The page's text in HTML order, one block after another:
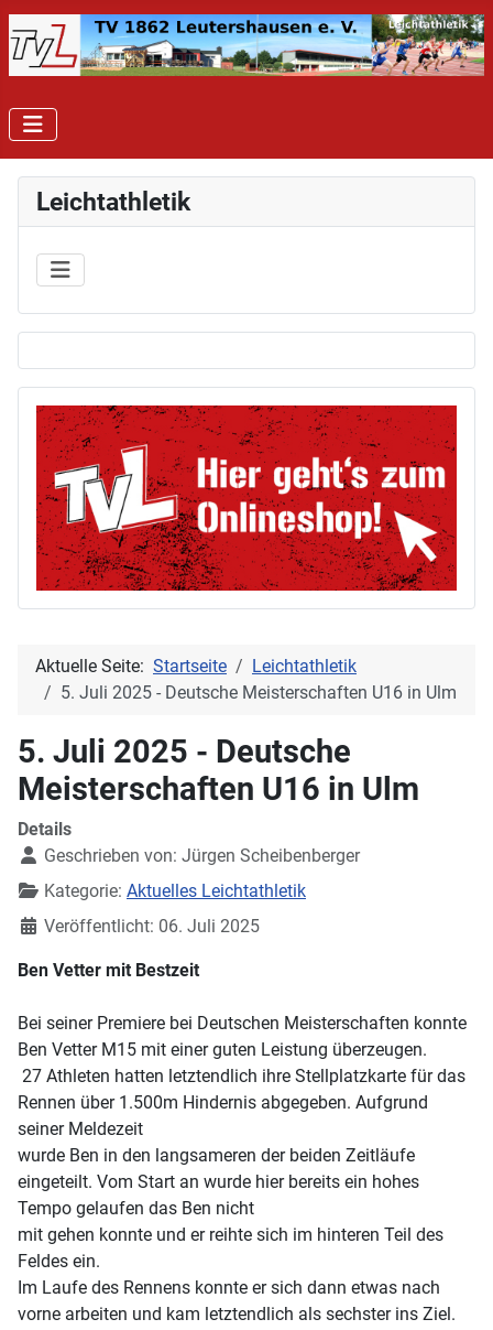
Leichtathletik
Aktuelle Seite: Startseite
Leichtathletik
5. Juli 2025 - Deutsche Meisterschaften U16 in Ulm
5. Juli 2025 - Deutsche
Meisterschaften U16 in Ulm
Details
Geschrieben von: Jürgen Scheibenberger
Kategorie: Aktuelles Leichtathletik
Veröffentlicht: 06. Juli 2025
Ben Vetter mit Bestzeit
Bei seiner Premiere bei Deutschen Meisterschaften konnte
Ben Vetter M15 mit einer guten Leistung überzeugen.
27 Athleten hatten letztendlich ihre Stellplatzkarte für das
Rennen über 1.500m Hindernis abgegeben. Aufgrund
seiner Meldezeit
wurde Ben in den langsameren der beiden Zeitläufe
eingeteilt. Vom Start an wurde hier bereits ein hohes
Tempo gelaufen das Ben nicht
mit gehen konnte und er reihte sich im hinteren Teil des
Feldes ein.
Im Laufe des Rennens konnte er sich dann etwas nach
vorne arbeiten und kam letztendlich als sechster ins Ziel.